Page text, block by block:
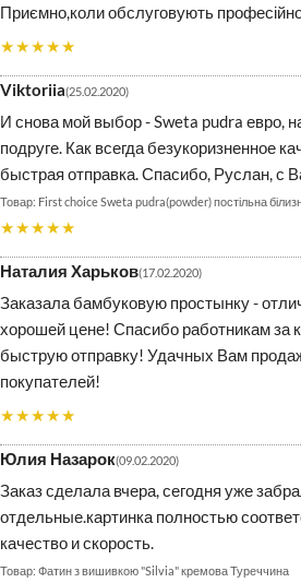
Приємно,коли обслуговують
★★★★★
Viktoriia 25.02.2020
И снова мой выбор - Sweta pudra евро,
подруге. Как всегда безукоризненное
быстрая отправка. Спасибо, Руслан, с
First choice Sweta pudra(powder) постільна
★★★★★
Наталия Харьков 17.02.2020
Заказала бамбуковую простынку -
хорошей цене! Спасибо работникам за
быструю отправку! Удачных Вам
покупателей!
★★★★★
Юлия Назарок 09.02.2020
Заказ сделала вчера, сегодня уже
отдельные.картинка полностью
качество и скорость.
Фатин з вишивкою "Silvia" кремова Туреччина